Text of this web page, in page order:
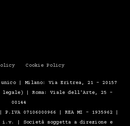
Cookie Policy
| Milano: Via Eritrea, 21 – 20157
legale) | Roma: Viale dell'Arte, 25 -
00144
07106000966 | REA MI - 1935962 |
i.v. | Società soggetta a direzione e